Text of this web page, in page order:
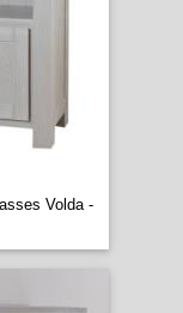
Volda -